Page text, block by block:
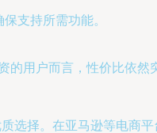
支持所需功能。
的用户而言，性价比依然
选择。在亚马逊等电商